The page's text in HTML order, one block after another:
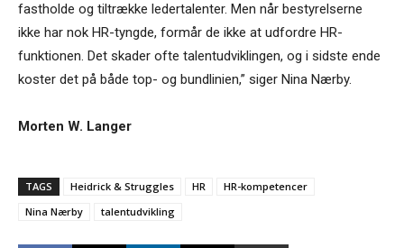
fastholde og tiltrække ledertalenter. Men når bestyrelserne
ikke har nok HR-tyngde, formår de ikke at udfordre HR-
funktionen. Det skader ofte talentudviklingen, og i sidste ende
koster det på både top- og bundlinien,” siger Nina Nærby.
Morten W. Langer
TAGS Heidrick & Struggles HR
HR-kompetencer
Nina Nærby
talentudvikling